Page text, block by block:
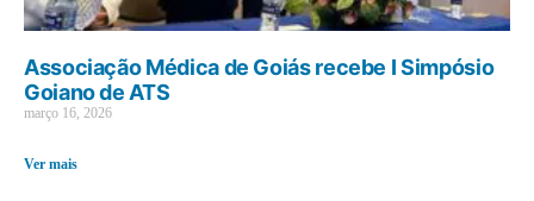
Associação Médica de Goiás recebe I Simpósio
Goiano de ATS
março 16, 2026
Ver mais